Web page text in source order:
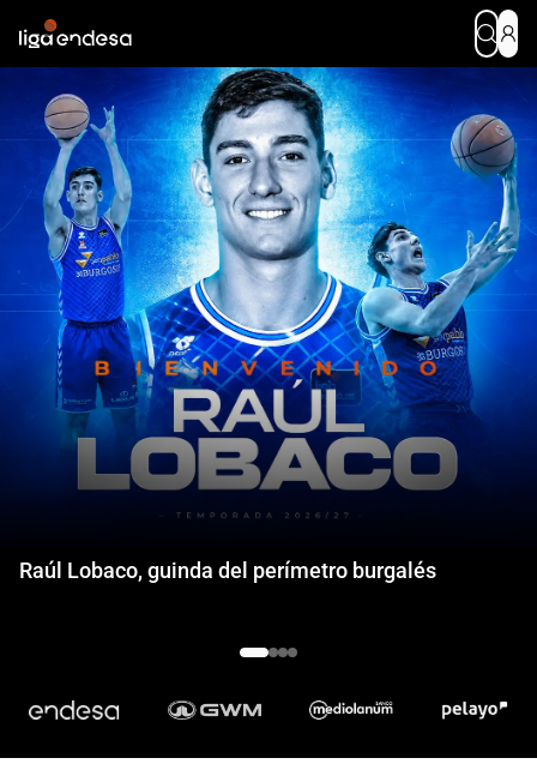
Raúl Lobaco, guinda del perímetro burgalés